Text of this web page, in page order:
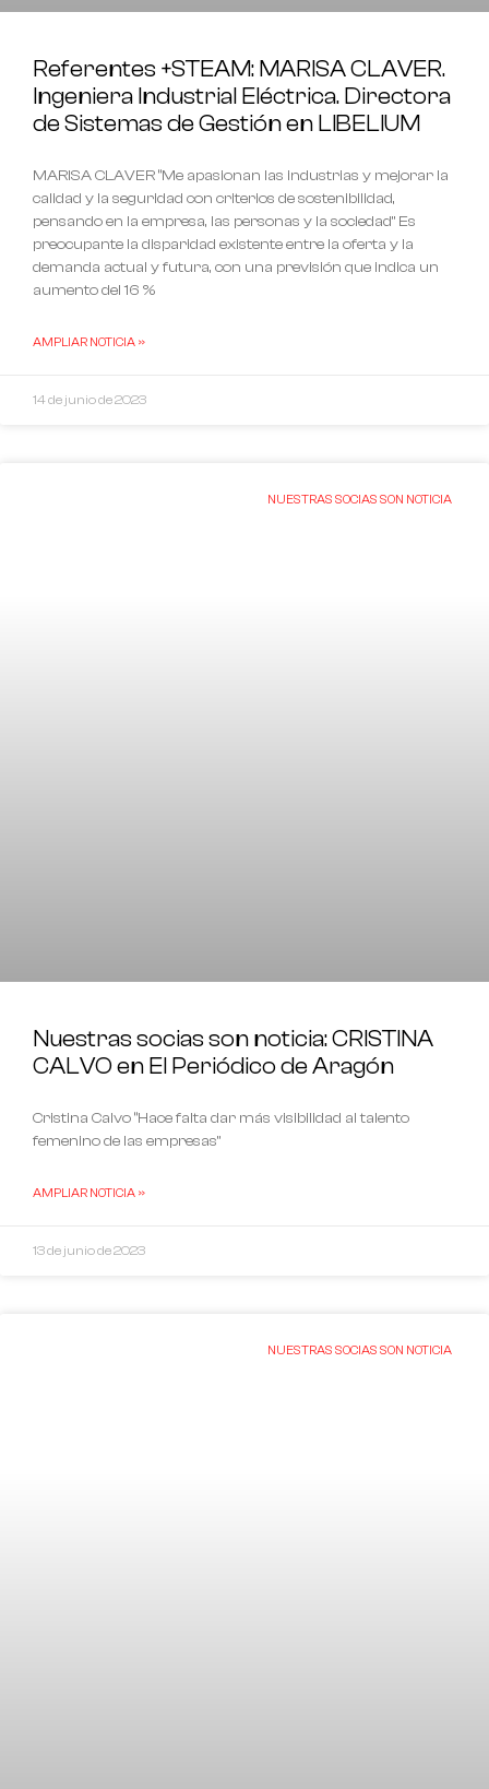
Referentes +STEAM: MARISA CLAVER.
Ingeniera Industrial Eléctrica. Directora
de Sistemas de Gestión en LIBELIUM
MARISA CLAVER “Me apasionan las industrias y mejorar la
calidad y la seguridad con criterios de sostenibilidad,
pensando en la empresa, las personas y la sociedad” Es
preocupante la disparidad existente entre la oferta y la
demanda actual y futura, con una previsión que indica un
aumento del 16 %
AMPLIAR NOTICIA »
14 de junio de 2023
NUESTRAS SOCIAS SON NOTICIA
Nuestras socias son noticia: CRISTINA
CALVO en El Periódico de Aragón
Cristina Calvo “Hace falta dar más visibilidad al talento
femenino de las empresas”
AMPLIAR NOTICIA »
13 de junio de 2023
NUESTRAS SOCIAS SON NOTICIA